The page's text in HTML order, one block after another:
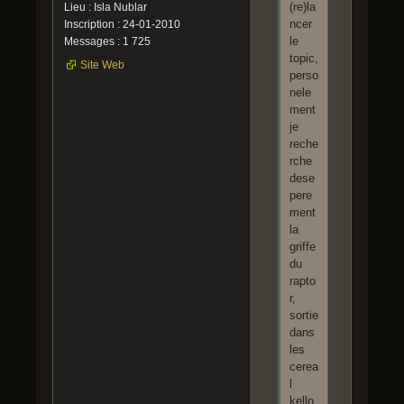
Lieu : Isla Nublar
Inscription : 24-01-2010
Messages : 1 725
Site Web
(re)la
ncer
le
topic,
perso
nele
ment
je
reche
rche
dese
pere
ment
la
griffe
du
rapto
r,
sortie
dans
les
cerea
kello